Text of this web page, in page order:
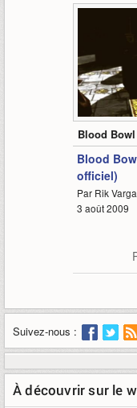
Blood Bowl
Blood
officiel)
Par Rik
3 août 2009
Suivez-nous :
À découvrir sur le